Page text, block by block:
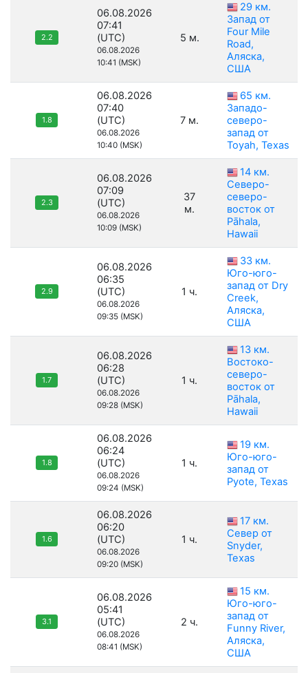
2.2
06.08.2026
07:41
(UTC)
06.08.2026
10:41 (MSK)
5 м.
29 км.
Запад от
Four Mile
Road,
Аляска,
США
1.8
06.08.2026
07:40
(UTC)
06.08.2026
10:40 (MSK)
7 м.
65 км.
Западо-
северо-
запад от
Toyah, Texas
2.3
06.08.2026
07:09
(UTC)
06.08.2026
10:09 (MSK)
37
м.
14 км.
Северо-
северо-
восток от
Pāhala,
Hawaii
2.9
06.08.2026
06:35
(UTC)
06.08.2026
09:35 (MSK)
1 ч.
33 км.
Юго-юго-
запад от Dry
Creek,
Аляска,
США
1.7
06.08.2026
06:28
(UTC)
06.08.2026
09:28 (MSK)
1 ч.
13 км.
Востоко-
северо-
восток от
Pāhala,
Hawaii
1.8
06.08.2026
06:24
(UTC)
06.08.2026
09:24 (MSK)
1 ч.
19 км.
Юго-юго-
запад от
Pyote, Texas
1.6
06.08.2026
06:20
(UTC)
06.08.2026
09:20 (MSK)
1 ч.
17 км.
Север от
Snyder,
Texas
3.1
06.08.2026
05:41
(UTC)
06.08.2026
08:41 (MSK)
2 ч.
15 км.
Юго-юго-
запад от
Funny River,
Аляска,
США